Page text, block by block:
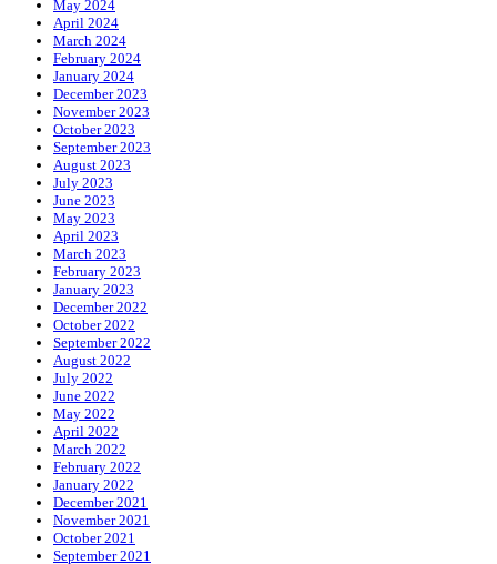
May 2024
April 2024
March 2024
February 2024
January 2024
December 2023
November 2023
October 2023
September 2023
August 2023
July 2023
June 2023
May 2023
April 2023
March 2023
February 2023
January 2023
December 2022
October 2022
September 2022
August 2022
July 2022
June 2022
May 2022
April 2022
March 2022
February 2022
January 2022
December 2021
November 2021
October 2021
September 2021